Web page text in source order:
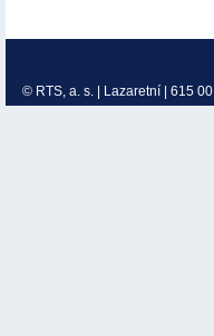
© RTS, a. s. | Lazaretní | 615 00